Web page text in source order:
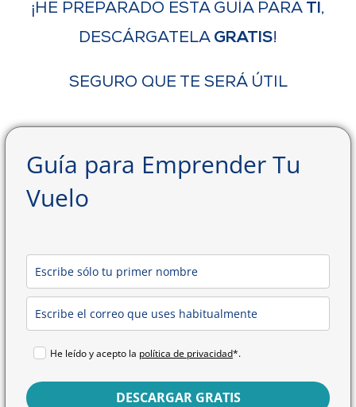
¡HE PREPARADO ESTA GUÍA PARA TI,
DESCÁRGATELA GRATIS!
SEGURO QUE TE SERÁ ÚTIL
Guía para Emprender Tu
Vuelo
He leído y acepto la política de privacidad*.
DESCARGAR GRATIS